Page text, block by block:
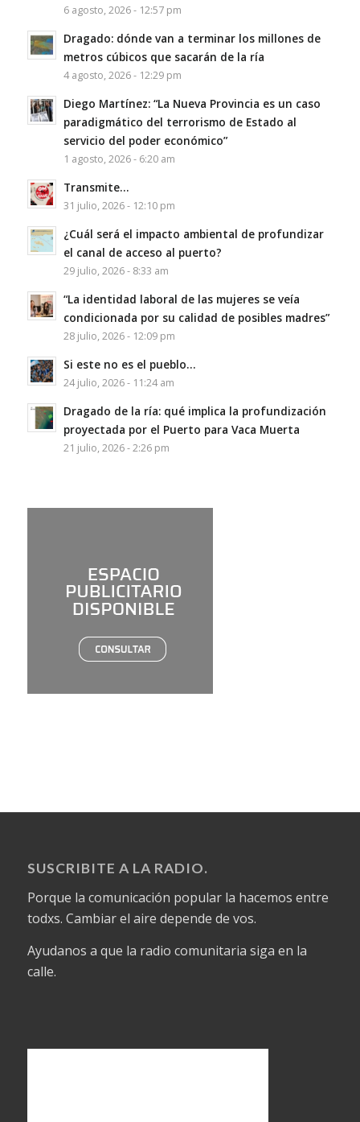
6 agosto, 2026 - 12:57 pm
Dragado: dónde van a terminar los millones de
metros cúbicos que sacarán de la ría
4 agosto, 2026 - 12:29 pm
Diego Martínez: “La Nueva Provincia es un caso
paradigmático del terrorismo de Estado al
servicio del poder económico”
1 agosto, 2026 - 6:20 am
Transmite…
31 julio, 2026 - 12:10 pm
¿Cuál será el impacto ambiental de profundizar
el canal de acceso al puerto?
29 julio, 2026 - 8:33 am
“La identidad laboral de las mujeres se veía
condicionada por su calidad de posibles madres”
28 julio, 2026 - 12:09 pm
Si este no es el pueblo…
24 julio, 2026 - 11:24 am
Dragado de la ría: qué implica la profundización
proyectada por el Puerto para Vaca Muerta
21 julio, 2026 - 2:26 pm
SUSCRIBITE A LA RADIO.
Porque la comunicación popular la hacemos entre
todxs. Cambiar el aire depende de vos.
Ayudanos a que la radio comunitaria siga en la
calle.